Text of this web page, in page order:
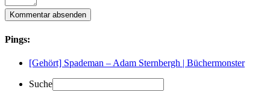
Pings:
[Gehört] Spademan – Adam Sternbergh | Büchermonster
Suche